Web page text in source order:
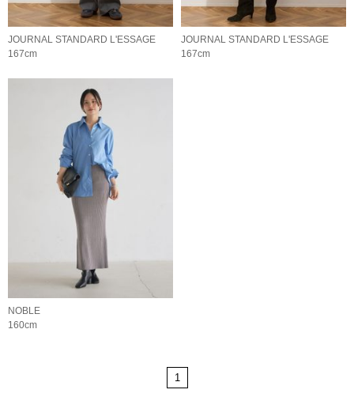
JOURNAL STANDARD L'ESSAGE
167cm
JOURNAL STANDARD L'ESSAGE
167cm
NOBLE
160cm
1